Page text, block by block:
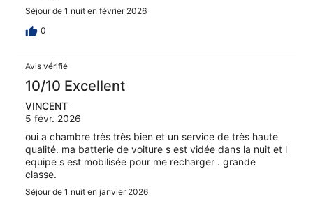
Séjour de 1 nuit en février 2026
0
Avis vérifié
10/10 Excellent
VINCENT
5 févr. 2026
oui a chambre très très bien et un service de très haute
qualité. ma batterie de voiture s est vidée dans la nuit et l
equipe s est mobilisée pour me recharger . grande
classe.
Séjour de 1 nuit en janvier 2026